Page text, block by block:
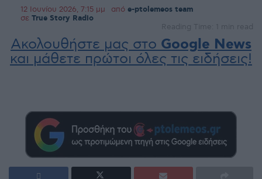
12 Ιουνίου 2026, 7:15 μμ από e-ptolemeos team
σε True Story Radio
Reading Time: 1 min read
Ακολουθήστε μας στο Google News
και μάθετε πρώτοι όλες τις ειδήσεις!